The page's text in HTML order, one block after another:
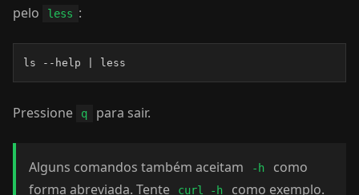
pelo
less :
ls --help | less
Pressione q para sair.
Alguns comandos também aceitam -h
como
forma abreviada. Tente
curl -h como exemplo.